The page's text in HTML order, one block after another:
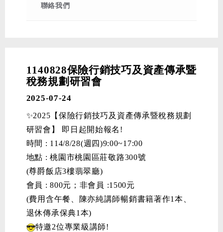
聯絡我們
1140828保險行銷技巧及資產傳承暨
稅務規劃研習會
2025-07-24
✨2025【保險行銷技巧及資產傳承暨稅務規劃
研習會】 即日起開始報名!
時間 : 114/8/28(週四)9:00~17:00
地點 : 桃園市桃園區莊敬路300號
(尊爵飯店3樓翡翠廳)
會員 : 800元；非會員 :1500元
(費用含午餐、陳亦純講師暢銷書籍著作1本、
退休傳承保典1本)
特邀2位專業級講師!